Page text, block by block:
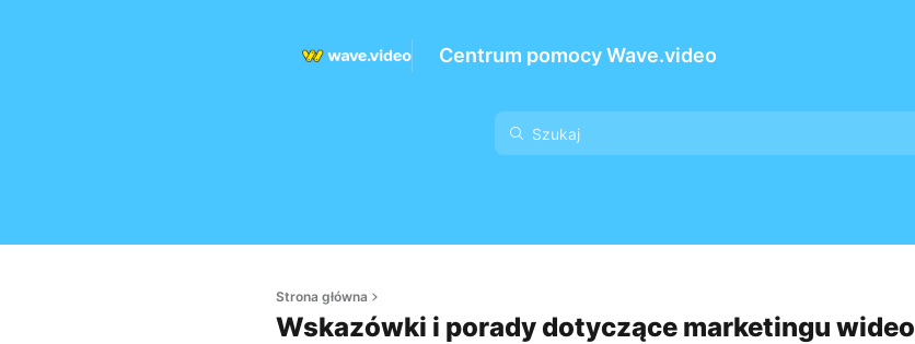
Centrum pomocy Wave.video
Strona główna
Wskazówki i porady dotyczące marketingu wideo